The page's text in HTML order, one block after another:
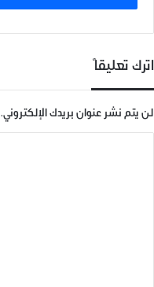
اترك تعليقاً
لن يتم نشر عنوان بريدك الإلكتروني.